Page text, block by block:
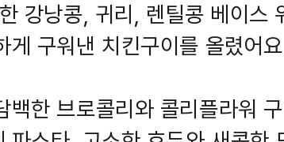
강낭콩, 귀리, 렌틸콩 베이스
게 구워낸 치킨구이를 올렸어
백한 브로콜리와 콜리플라워